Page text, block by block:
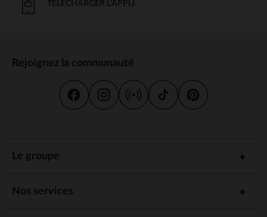
TÉLÉCHARGER L'APPLI
Rejoignez la communauté
Le groupe
Nos services